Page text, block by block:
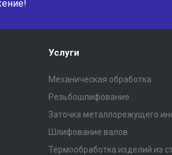
Услуги
Механическая обработка
Резьбошлифование
Заточка металлорежущего
Шлифование валов
Термообработка изделий из